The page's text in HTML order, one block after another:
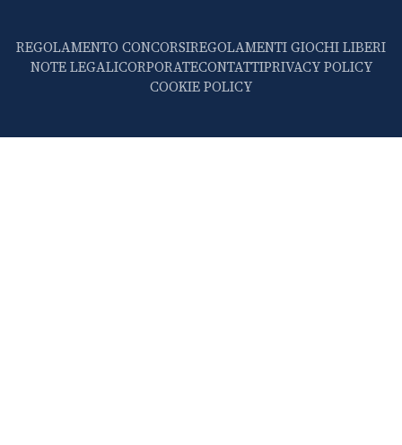
REGOLAMENTO CONCORSIREGOLAMENTI GIOCHI LIBERI
NOTE LEGALICORPORATECONTATTIPRIVACY POLICY
COOKIE POLICY